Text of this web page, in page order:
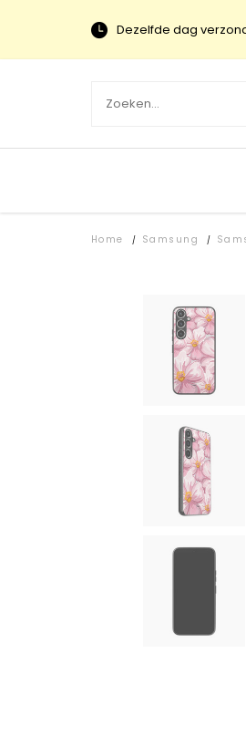
Dezelfde dag
Home / Samsung /